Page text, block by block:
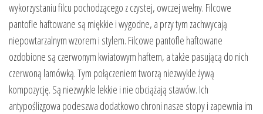
wykorzystaniu filcu pochodzącego z czystej, owczej wełny. Filcowe
pantofle haftowane są miękkie i wygodne, a przy tym zachwycają
niepowtarzalnym wzorem i stylem. Filcowe pantofle haftowane
ozdobione są czerwonym kwiatowym haftem, a także pasującą do nich
czerwoną lamówką. Tym połączeniem tworzą niezwykle żywą
kompozycję. Są niezwykle lekkie i nie obciążają stawów. Ich
antypoślizgowa podeszwa dodatkowo chroni nasze stopy i zapewnia im